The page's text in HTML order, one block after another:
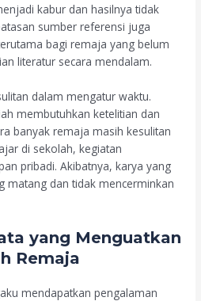
kabur dan hasilnya tidak
sumber referensi juga
bagi remaja yang belum
literatur secara mendalam.
dalam mengatur waktu.
membutuhkan ketelitian dan
banyak remaja masih kesulitan
di sekolah, kegiatan
pribadi. Akibatnya, karya yang
matang dan tidak mencerminkan
yang Menguatkan
Remaja
mendapatkan pengalaman